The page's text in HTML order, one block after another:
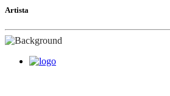
Artista